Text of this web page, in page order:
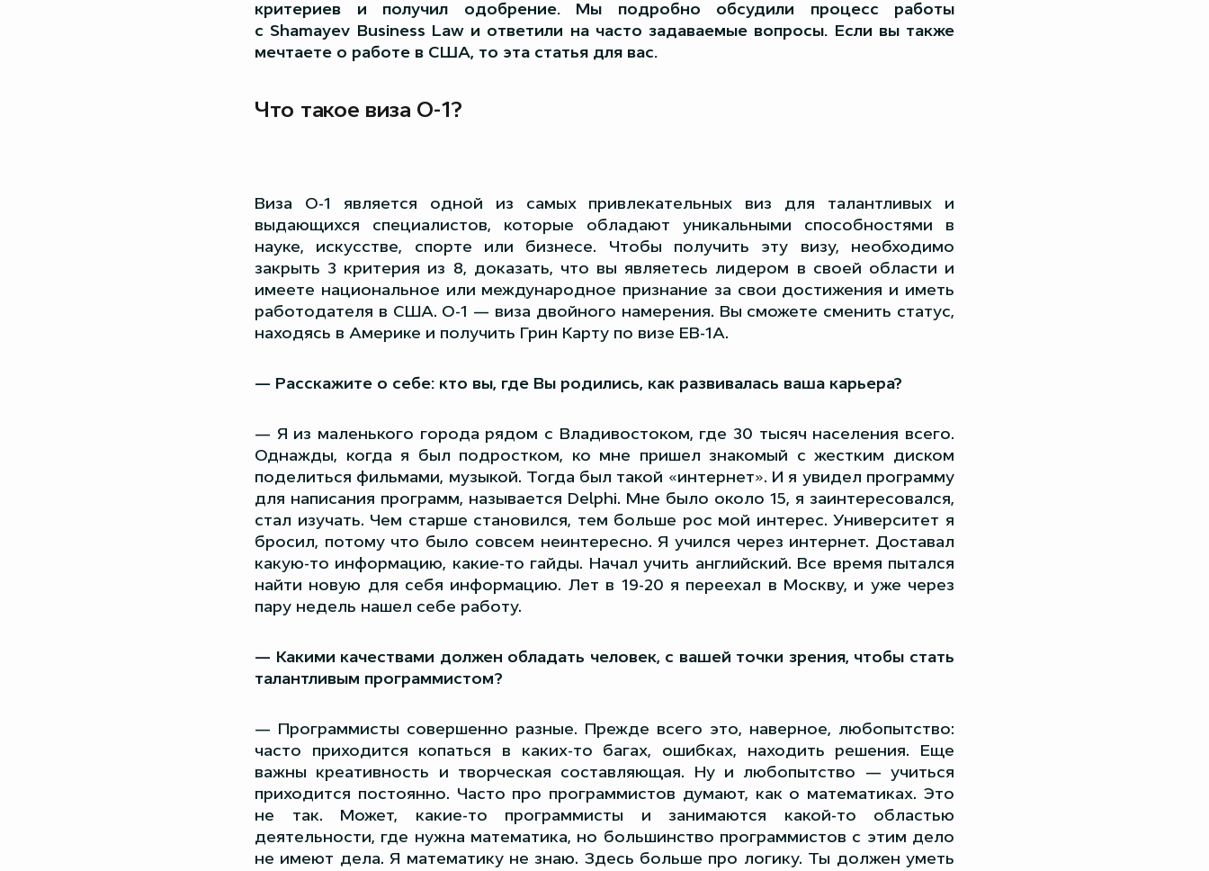
критериев и получил одобрение. Мы подробно обсудили процесс работы
с Shamayev Business Law и ответили на часто задаваемые вопросы. Если вы также
мечтаете о работе в США, то эта статья для вас.
Что такое виза О-1?
Виза O-1 является одной из самых привлекательных виз для талантливых и
выдающихся специалистов, которые обладают уникальными способностями в
науке, искусстве, спорте или бизнесе. Чтобы получить эту визу, необходимо
закрыть 3 критерия из 8, доказать, что вы являетесь лидером в своей области и
имеете национальное или международное признание за свои достижения и иметь
работодателя в США. О-1 — виза двойного намерения. Вы сможете сменить статус,
находясь в Америке и получить Грин Карту по визе EB-1A.
— Расскажите о себе: кто вы, где Вы родились, как развивалась ваша карьера?
— Я из маленького города рядом с Владивостоком, где 30 тысяч населения всего.
Однажды, когда я был подростком, ко мне пришел знакомый с жестким диском
поделиться фильмами, музыкой. Тогда был такой «интернет». И я увидел программу
для написания программ, называется Delphi. Мне было около 15, я заинтересовался,
стал изучать. Чем старше становился, тем больше рос мой интерес. Университет я
бросил, потому что было совсем неинтересно. Я учился через интернет. Доставал
какую-то информацию, какие-то гайды. Начал учить английский. Все время пытался
найти новую для себя информацию. Лет в 19-20 я переехал в Москву, и уже через
пару недель нашел себе работу.
— Какими качествами должен обладать человек, с вашей точки зрения, чтобы стать
талантливым программистом?
— Программисты совершенно разные. Прежде всего это, наверное, любопытство:
часто приходится копаться в каких-то багах, ошибках, находить решения. Еще
важны креативность и творческая составляющая. Ну и любопытство — учиться
приходится постоянно. Часто про программистов думают, как о математиках. Это
не так. Может, какие-то программисты и занимаются какой-то областью
деятельности, где нужна математика, но большинство программистов с этим дело
не имеют дела. Я математику не знаю. Здесь больше про логику. Ты должен уметь